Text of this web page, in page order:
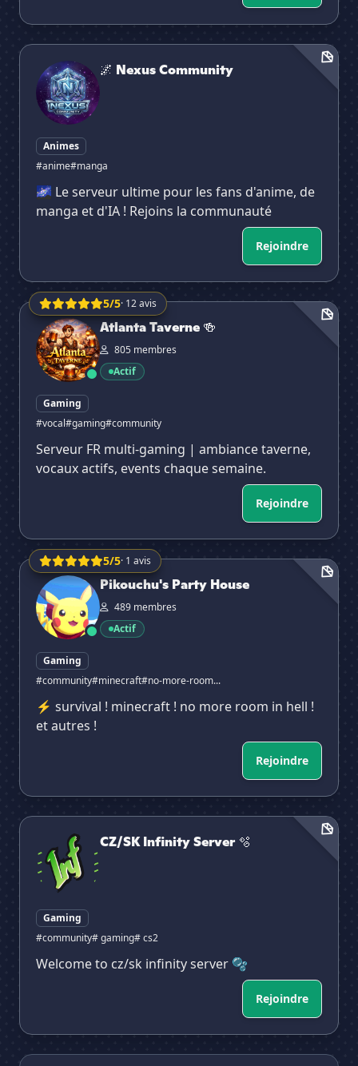
🌌 Nexus Community
🌌 Nexus Community
Animes
#anime#manga
🌌 Le serveur ultime pour les fans d'anime, de
manga et d'IA ! Rejoins la communauté
Rejoindre
5/5· 12 avis
Atlanta Taverne 🍻
Atlanta Taverne 🍻
805 membres
Actif
Gaming
#vocal#gaming#community
Serveur FR multi-gaming | ambiance taverne,
vocaux actifs, events chaque semaine.
Rejoindre
5/5· 1 avis
Pikouchu's Party House
Pikouchu's Party House
489 membres
Actif
Gaming
#community#minecraft#no-more-room...
⚡ survival ! minecraft ! no more room in hell !
et autres !
Rejoindre
CZ/SK Infinity Server 🫧
CZ/SK Infinity Server 🫧
Gaming
#community# gaming# cs2
Welcome to cz/sk infinity server 🫧
Rejoindre